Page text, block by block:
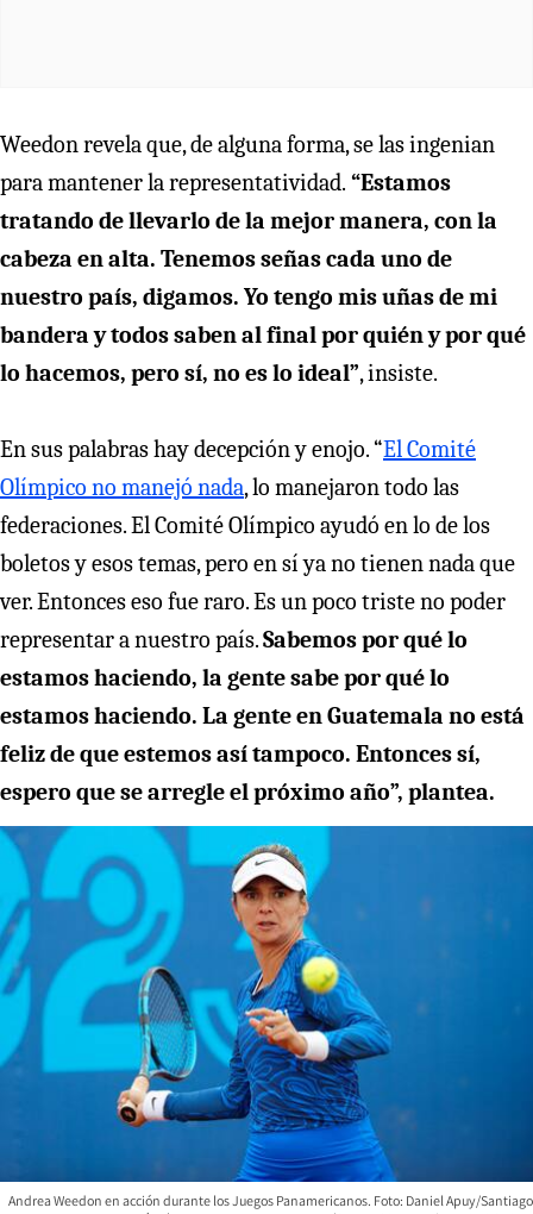
Weedon revela que, de alguna forma, se las ingenian
para mantener la representatividad. “Estamos
tratando de llevarlo de la mejor manera, con la
cabeza en alta. Tenemos señas cada uno de
nuestro país, digamos. Yo tengo mis uñas de mi
bandera y todos saben al final por quién y por qué
lo hacemos, pero sí, no es lo ideal”, insiste.
En sus palabras hay decepción y enojo. “El Comité
Olímpico no manejó nada, lo manejaron todo las
federaciones. El Comité Olímpico ayudó en lo de los
boletos y esos temas, pero en sí ya no tienen nada que
ver. Entonces eso fue raro. Es un poco triste no poder
representar a nuestro país.Sabemos por qué lo
estamos haciendo, la gente sabe por qué lo
estamos haciendo. La gente en Guatemala no está
feliz de que estemos así tampoco. Entonces sí,
espero que se arregle el próximo año”, plantea.
Andrea Weedon en acción durante los Juegos Panamericanos. Foto: Daniel Apuy/Santiago